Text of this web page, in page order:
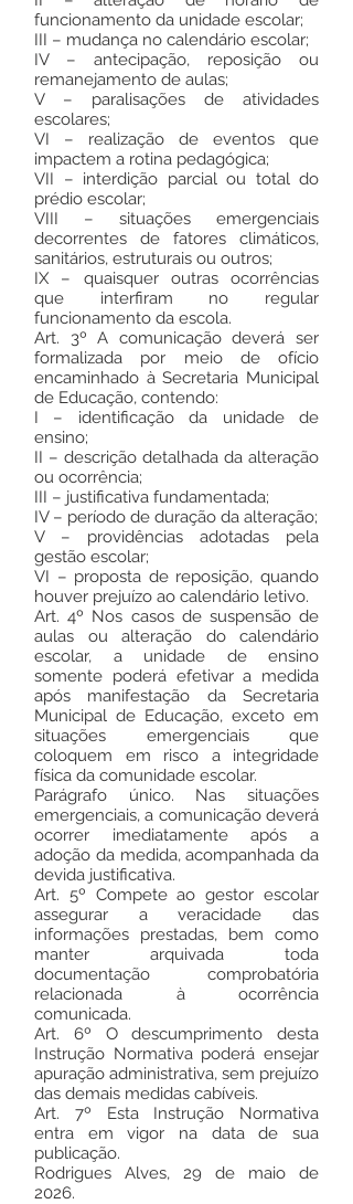
funcionamento da unidade escolar;
III – mudança no calendário escolar;
IV – antecipação, reposição ou
remanejamento de aulas;
V – paralisações de atividades
escolares;
VI – realização de eventos que
impactem a rotina pedagógica;
VII – interdição parcial ou total do
prédio escolar;
VIII – situações emergenciais
decorrentes de fatores climáticos,
sanitários, estruturais ou outros;
IX – quaisquer outras ocorrências
que interfiram no regular
funcionamento da escola.
Art. 3º A comunicação deverá ser
formalizada por meio de ofício
encaminhado à Secretaria Municipal
de Educação, contendo:
I – identificação da unidade de
ensino;
II – descrição detalhada da alteração
ou ocorrência;
III – justificativa fundamentada;
IV – período de duração da alteração;
V – providências adotadas pela
gestão escolar;
VI – proposta de reposição, quando
houver prejuízo ao calendário letivo.
Art. 4º Nos casos de suspensão de
aulas ou alteração do calendário
escolar, a unidade de ensino
somente poderá efetivar a medida
após manifestação da Secretaria
Municipal de Educação, exceto em
situações emergenciais que
coloquem em risco a integridade
física da comunidade escolar.
Parágrafo único. Nas situações
emergenciais, a comunicação deverá
ocorrer imediatamente após a
adoção da medida, acompanhada da
devida justificativa.
Art. 5º Compete ao gestor escolar
assegurar a veracidade das
informações prestadas, bem como
manter arquivada toda
documentação comprobatória
relacionada à ocorrência
comunicada.
Art. 6º O descumprimento desta
Instrução Normativa poderá ensejar
apuração administrativa, sem prejuízo
das demais medidas cabíveis.
Art. 7º Esta Instrução Normativa
entra em vigor na data de sua
publicação.
Rodrigues Alves, 29 de maio de
2026.